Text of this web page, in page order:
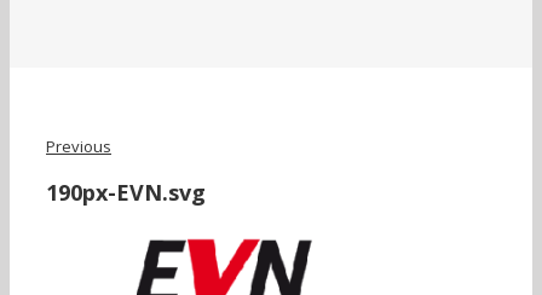
Previous
190px-EVN.svg